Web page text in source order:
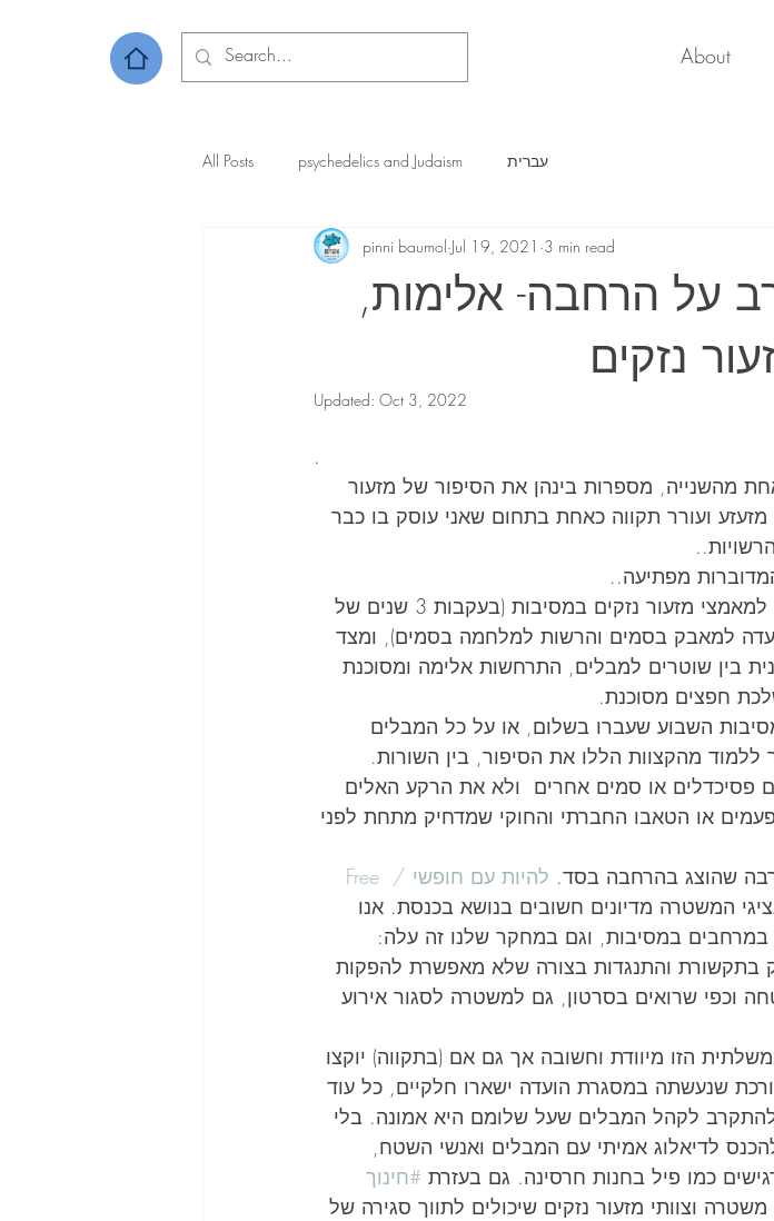
About
All Posts psychedelics and Judaism עברית
על הרחבה- אלימות,
נזקים
pinni baumol Jul 19, 2021 3 min read
Updated: Oct 3, 2022
.
מהשנייה, מספרות בינהן את הסיפור של מזעור
ועורר תקווה כאחת בתחום שאני עוסק בו כבר
מפתיעה..
מצד אחד החלטה חשובה להקצות משאבים למאמצי מזעור נזקים במסיבות (בעקבות 3 שנים של
למאבק בסמים והרשות למלחמה בסמים), ומצד
בין שוטרים למבלים, התרחשות אלימה ומסוכנת
חפצים מסוכנת.
השבוע שעברו בשלום, או על כל המבלים
מהקצוות הללו את הסיפור, בין השורות.
פסיכדלים או סמים אחרים  ולא את הרקע האלים
או הטאבו החברתי והחוקי שמדחיק מתחת לפני
שהוצג בהרחבה בסד.
להיות עם חופשי / Free
המשטרה מדיונים חשובים בנושא בכנסת. אנו
במרחבים במסיבות, וגם במחקר שלנו זה עלה:
בתקשורת והתנגדות בצורה שלא מאפשרת להפקות
וכפי שרואים בסרטון, גם למשטרה לסגור אירוע
הזו מיוודת וחשובה אך גם אם (בתקווה) יוקצו
שנעשתה במסגרת הועדה ישארו חלקיים, כל עוד
לקהל המבלים שעל שלומם היא אמונה. בלי
לדיאלוג אמיתי עם המבלים ואנשי השטח,
כמו פיל בחנות חרסינה. גם בעזרת #חינוך
וצוותי מזעור נזקים שיכולים לתווך סגירה של